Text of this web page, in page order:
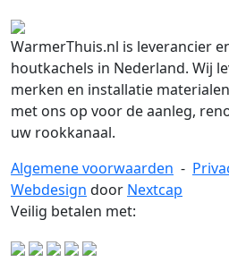
WarmerThuis.nl is leverancier
houtkachels in Nederland. Wij
merken en installatie
met ons op voor de aanleg,
uw rookkanaal.
Algemene voorwaarden -
Webdesign door Nextcap
Veilig betalen met: